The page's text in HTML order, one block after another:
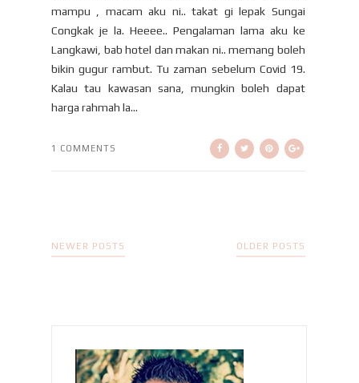
mampu , macam aku ni.. takat gi lepak Sungai
Congkak je la. Heeee.. Pengalaman lama aku ke
Langkawi, bab hotel dan makan ni.. memang boleh
bikin gugur rambut. Tu zaman sebelum Covid 19.
Kalau tau kawasan sana, mungkin boleh dapat
harga rahmah la...
1 COMMENTS
NEWER POSTS OLDER POSTS